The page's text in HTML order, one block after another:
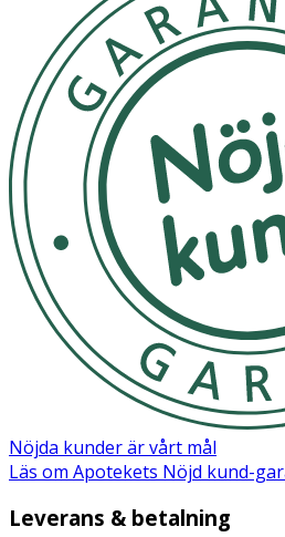
- Mjukt material i 100 %
- Passar från 0 år
- CE-märkt enligt EN71
Användning
- Kan användas som snuttefilt,
accessoar i barnvagn eller säng.
Förvaring och skötselråd
Tvättas i 40 °C. Förvaras torrt
Innehåll
1 st snuttefilt
Material: 100 % polyester
Nöjda kunder är vårt mål
Läs om Apotekets Nöjd kund-
Leverans & betalning